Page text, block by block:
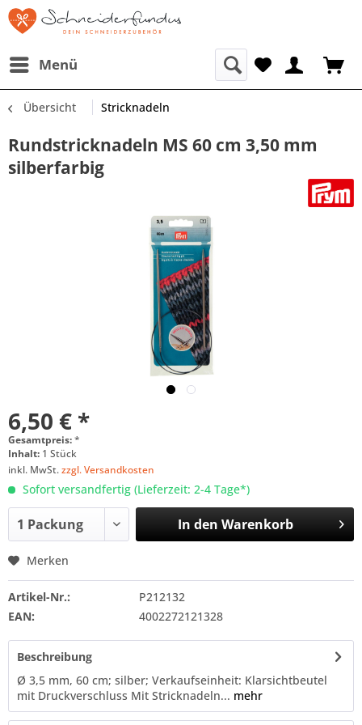
Menü
Übersicht Stricknadeln
Rundstricknadeln MS 60 cm 3,50 mm
silberfarbig
6,50 € *
Gesamtpreis:*
Inhalt: 1 Stück
inkl. MwSt.zzgl. Versandkosten
Sofort versandfertig (Lieferzeit: 2-4 Tage*)
In den Warenkorb
Merken
Artikel-Nr.:
P212132
EAN:
4002272121328
Beschreibung
Ø 3,5 mm, 60 cm; silber; Verkaufseinheit: Klarsichtbeutel
mit Druckverschluss Mit Stricknadeln... mehr